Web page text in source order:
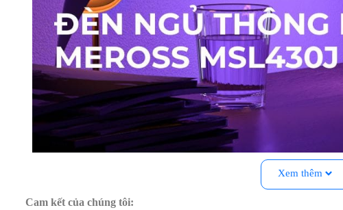
Xem thêm
Cam kết của chúng tôi: